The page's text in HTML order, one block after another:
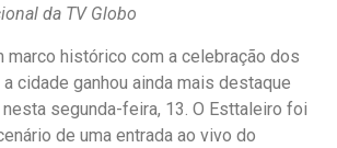
da TV Globo
marco histórico com a celebração dos
cidade ganhou ainda mais destaque
segunda-feira, 13. O Esttaleiro foi
de uma entrada ao vivo do